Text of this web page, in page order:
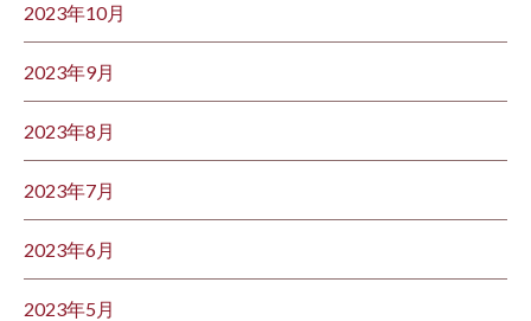
2023年10月
2023年9月
2023年8月
2023年7月
2023年6月
2023年5月